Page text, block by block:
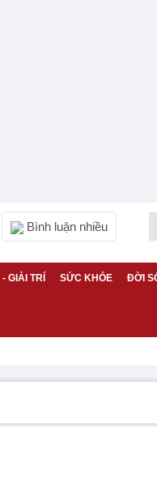
Bình luận nhiều
GIẢI TRÍ SỨC KHỎE ĐỜI